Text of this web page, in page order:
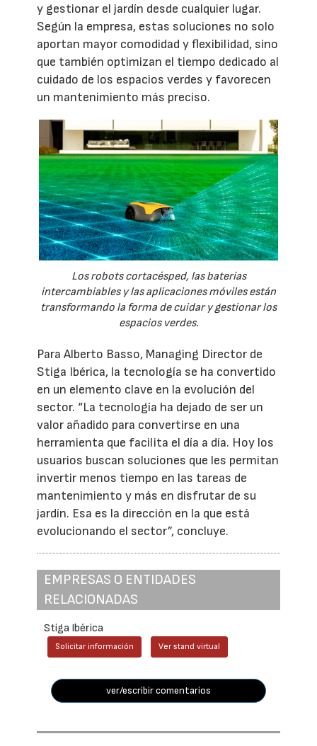
y gestionar el jardín desde cualquier lugar.
Según la empresa, estas soluciones no solo
aportan mayor comodidad y flexibilidad, sino
que también optimizan el tiempo dedicado al
cuidado de los espacios verdes y favorecen
un mantenimiento más preciso.
Los robots cortacésped, las baterías
intercambiables y las aplicaciones móviles están
transformando la forma de cuidar y gestionar los
espacios verdes.
Para Alberto Basso, Managing Director de
Stiga Ibérica, la tecnología se ha convertido
en un elemento clave en la evolución del
sector. “La tecnología ha dejado de ser un
valor añadido para convertirse en una
herramienta que facilita el día a día. Hoy los
usuarios buscan soluciones que les permitan
invertir menos tiempo en las tareas de
mantenimiento y más en disfrutar de su
jardín. Esa es la dirección en la que está
evolucionando el sector”, concluye.
EMPRESAS O ENTIDADES
RELACIONADAS
Stiga Ibérica
Solicitar información Ver stand virtual
ver/escribir comentarios